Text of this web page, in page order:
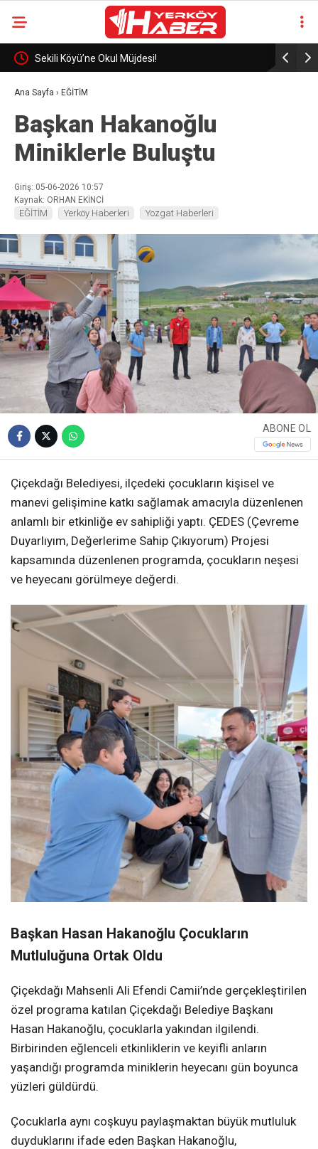
Sekili Köyü’ne Okul Müjdesi! 29 Yıllık
Ana Sayfa › EĞİTİM
Başkan Hakanoğlu
Miniklerle Buluştu
Giriş: 05-06-2026 10:57
Kaynak: ORHAN EKİNCİ
EĞİTİM Yerköy Haberleri Yozgat Haberleri
ABONE OL
Çiçekdağı Belediyesi, ilçedeki çocukların kişisel ve
manevi gelişimine katkı sağlamak amacıyla düzenlenen
anlamlı bir etkinliğe ev sahipliği yaptı. ÇEDES (Çevreme
Duyarlıyım, Değerlerime Sahip Çıkıyorum) Projesi
kapsamında düzenlenen programda, çocukların neşesi
ve heyecanı görülmeye değerdi.
Başkan Hasan Hakanoğlu Çocukların
Mutluluğuna Ortak Oldu
Çiçekdağı Mahsenli Ali Efendi Camii’nde gerçekleştirilen
özel programa katılan Çiçekdağı Belediye Başkanı
Hasan Hakanoğlu, çocuklarla yakından ilgilendi.
Birbirinden eğlenceli etkinliklerin ve keyifli anların
yaşandığı programda miniklerin heyecanı gün boyunca
yüzleri güldürdü.
Çocuklarla aynı coşkuyu paylaşmaktan büyük mutluluk
duyduklarını ifade eden Başkan Hakanoğlu,